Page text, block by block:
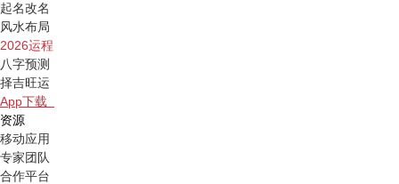
起名改名
风水布局
2026运程
八字预测
择吉旺运
App下载
资源
移动应用
专家团队
合作平台